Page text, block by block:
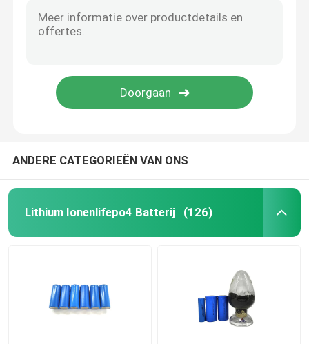
ANDERE CATEGORIEËN VAN ONS
Lithium Ionenlifepo4 Batterij (126)